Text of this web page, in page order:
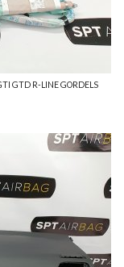
GTD R-LINE GORDELS